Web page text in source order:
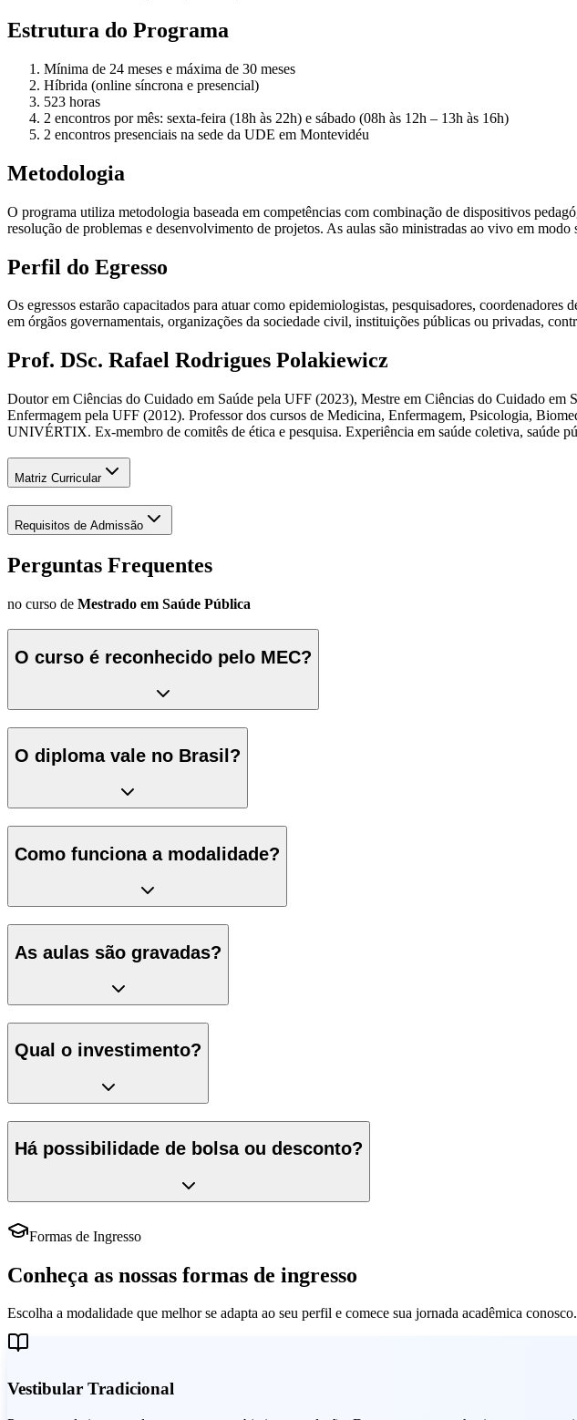
Estrutura do Programa
Mínima de 24 meses e máxima de 30 meses
Híbrida (online síncrona e presencial)
523 horas
2 encontros por mês: sexta-feira (18h às 22h) e sábado (08h às 12h – 13h às 16h)
2 encontros presenciais na sede da UDE em Montevidéu
Metodologia
O programa utiliza metodologia baseada em competências com combinação de dispositivos
resolução de problemas e desenvolvimento de projetos. As aulas são ministradas ao vivo em
Perfil do Egresso
Os egressos estarão capacitados para atuar como epidemiologistas, pesquisadores,
em órgãos governamentais, organizações da sociedade civil, instituições públicas ou privadas,
Prof. DSc. Rafael Rodrigues Polakiewicz
Doutor em Ciências do Cuidado em Saúde pela UFF (2023), Mestre em Ciências do Cuidado
Enfermagem pela UFF (2012). Professor dos cursos de Medicina, Enfermagem, Psicologia,
UNIVÉRTIX. Ex-membro de comitês de ética e pesquisa. Experiência em saúde coletiva, saúde
Matriz Curricular
Requisitos de Admissão
Perguntas Frequentes
no curso de Mestrado em Saúde Pública
O curso é reconhecido pelo MEC?
O diploma vale no Brasil?
Como funciona a modalidade?
As aulas são gravadas?
Qual o investimento?
Há possibilidade de bolsa ou desconto?
Formas de Ingresso
Conheça as nossas formas de ingresso
Escolha a modalidade que melhor se adapta ao seu perfil e comece sua jornada acadêmica conosco.
Vestibular Tradicional